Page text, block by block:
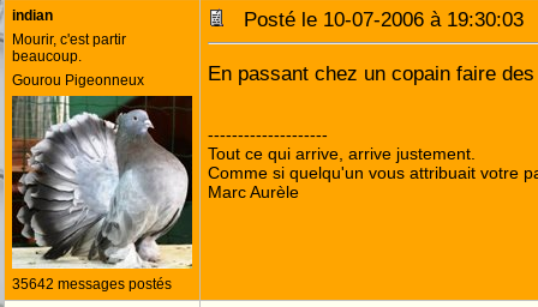
indian
Mourir, c'est partir
beaucoup.
Gourou Pigeonneux
35642 messages postés
Posté le 10-07-2006 à
En passant chez un copain faire
--------------------
Tout ce qui arrive, arrive justement.
Comme si quelqu'un vous attribuait votre
Marc Aurèle